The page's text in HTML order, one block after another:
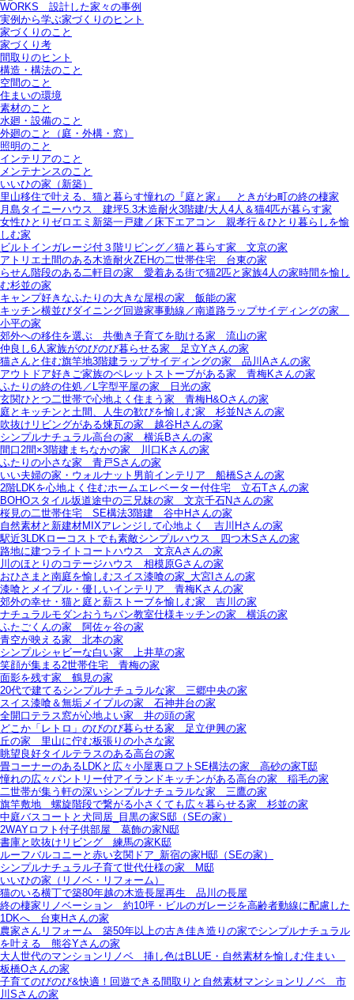
WORKS＿設計した家々の事例
実例から学ぶ家づくりのヒント
家づくりのこと
家づくり考
間取りのヒント
構造・構法のこと
空間のこと
住まいの環境
素材のこと
水廻・設備のこと
外廻のこと（庭・外構・窓）
照明のこと
インテリアのこと
メンテナンスのこと
いいひの家（新築）
里山移住で叶える、猫と暮らす憧れの『庭と家』＿ときがわ町の終の棲家
月島タイニーハウス＿建坪5.3木造耐火3階建/大人4人＆猫4匹が暮らす家
女性ひとりゼロエミ新築一戸建／床下エアコン＿親孝行＆ひとり暮らしを愉
しむ家
ビルトインガレージ付３階リビング／猫と暮らす家＿文京の家
アトリエ土間のある木造耐火ZEHの二世帯住宅＿台東の家
らせん階段のある二軒目の家＿愛着ある街で猫2匹と家族4人の家時間を愉し
む杉並の家
キャンプ好きなふたりの大きな屋根の家＿飯能の家
キッチン横並びダイニング回遊家事動線／南道路ラップサイディングの家＿
小平の家
郊外への移住を選ぶ＿共働き子育てを助ける家＿流山の家
仲良し6人家族がのびのび暮らせる家＿足立Yさんの家
猫さんと住む旗竿地3階建ラップサイディングの家＿品川Aさんの家
アウトドア好きご家族のペレットストーブがある家＿青梅Kさんの家
ふたりの終の住処／L字型平屋の家＿日光の家
玄関ひとつ二世帯で心地よく住まう家＿青梅H&Oさんの家
庭とキッチンと土間、人生の歓びを愉しむ家＿杉並Nさんの家
吹抜けリビングがある煉瓦の家＿越谷Hさんの家
シンプルナチュラル高台の家＿横浜Bさんの家
間口2間×3階建まちなかの家＿川口Kさんの家
ふたりの小さな家＿青戸Sさんの家
いい夫婦の家・ウォルナット男前インテリア＿船橋Sさんの家
2階LDKを心地よく住むホームエレベーター付住宅＿立石Tさんの家
BOHOスタイル坂道途中の三兄妹の家＿文京千石Nさんの家
桜見の二世帯住宅＿SE構法3階建＿谷中Hさんの家
自然素材と新建材MIXアレンジして心地よく＿吉川Hさんの家
駅近3LDKローコストでも素敵シンプルハウス＿四つ木Sさんの家
路地に建つライトコートハウス＿文京Aさんの家
川のほとりのコテージハウス＿相模原Gさんの家
おひさまと南庭を愉しむスイス漆喰の家_大宮Iさんの家
漆喰とメイプル・優しいインテリア＿青梅Kさんの家
郊外の幸せ・猫と庭と薪ストーブを愉しむ家＿吉川の家
ナチュラルモダンおうちパン教室仕様キッチンの家＿横浜の家
ふたごくんの家＿阿佐ヶ谷の家
青空が映える家＿北本の家
シンプルシャビーな白い家＿上井草の家
笑顔が集まる2世帯住宅＿青梅の家
面影を残す家＿鶴見の家
20代で建てるシンプルナチュラルな家＿三郷中央の家
スイス漆喰＆無垢メイプルの家＿石神井台の家
全開口テラス窓が心地よい家＿井の頭の家
どこか「レトロ」のびのび暮らせる家＿足立伊興の家
丘の家＿里山に佇む板張りの小さな家
眺望良好タイルテラスのある高台の家
畳コーナーのあるLDKと広々小屋裏ロフトSE構法の家＿高砂の家T邸
憧れの広々パントリー付アイランドキッチンがある高台の家＿稲毛の家
二世帯が集う軒の深いシンプルナチュラルな家＿三鷹の家
旗竿敷地＿螺旋階段で繋がる小さくても広々暮らせる家＿杉並の家
中庭バスコートと犬同居_目黒の家S邸（SEの家）
2WAYロフト付子供部屋＿葛飾の家N邸
書庫と吹抜けリビング 練馬の家K邸
ルーフバルコニーと赤い玄関ドア_新宿の家H邸（SEの家）
シンプルナチュラル子育て世代仕様の家 M邸
いいひの家（リノベ・リフォーム）
猫のいる横丁で築80年越の木造長屋再生＿品川の長屋
終の棲家リノベーション＿約10坪・ビルのガレージを高齢者動線に配慮した
1DKへ＿台東Hさんの家
農家さんリフォーム＿築50年以上の古き佳き造りの家でシンプルナチュラル
を叶える＿熊谷Yさんの家
大人世代のマンションリノベ＿挿し色はBLUE・自然素材を愉しむ住まい＿
板橋Oさんの家
子育てのびのび&快適！回遊できる間取りと自然素材マンションリノベ＿市
川Sさんの家